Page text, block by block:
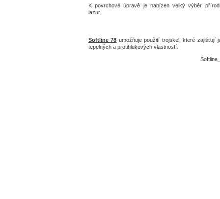
K povrchové úpravě je nabízen velký výběr
lazur.
Softline 78 umožňuje použití trojskel, které zajišťují
tepelných a protihlukových vlastností.